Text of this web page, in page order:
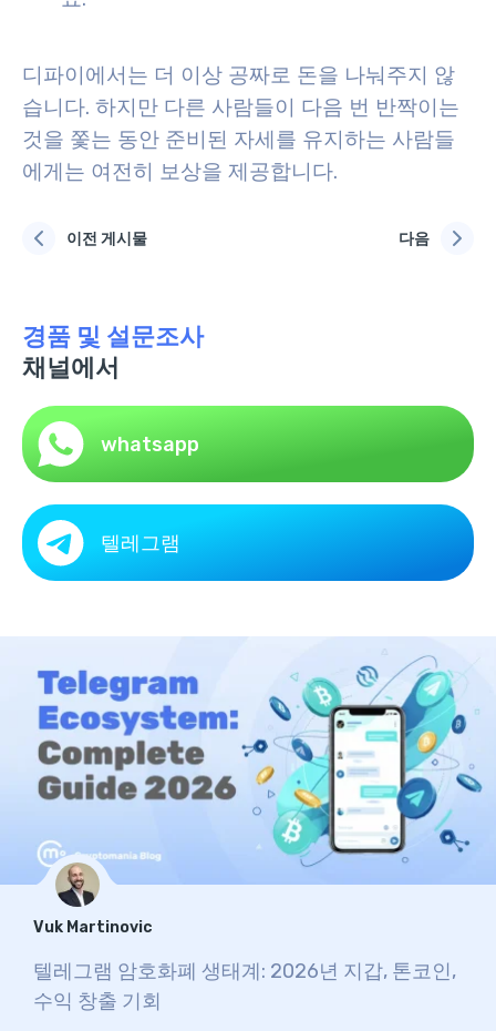
디파이에서는 더 이상 공짜로 돈을 나눠주지 않
습니다. 하지만 다른 사람들이 다음 번 반짝이는
것을 쫓는 동안 준비된 자세를 유지하는 사람들
에게는 여전히 보상을 제공합니다.
이전 게시물 다음
경품 및 설문조사
채널에서
whatsapp
텔레그램
Vuk Martinovic
텔레그램 암호화폐 생태계: 2026년 지갑, 톤코인,
수익 창출 기회